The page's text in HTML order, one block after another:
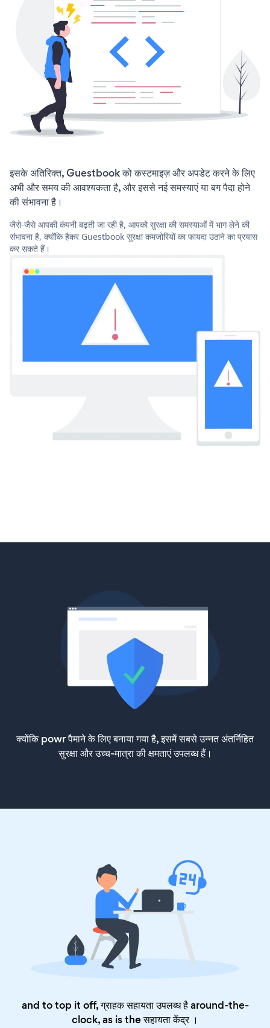
इसके अतिरिक्त, Guestbook को कस्टमाइज़ और अपडेट करने के लिए
अभी और समय की आवश्यकता है, और इससे नई समस्याएं या बग पैदा होने
की संभावना है।
जैसे-जैसे आपकी कंपनी बढ़ती जा रही है, आपको सुरक्षा की समस्याओं में भाग लेने की
संभावना है, क्योंकि हैकर Guestbook सुरक्षा कमजोरियों का फायदा उठाने का प्रयास
कर सकते हैं।
क्योंकि powr पैमाने के लिए बनाया गया है, इसमें सबसे उन्नत अंतर्निहित
सुरक्षा और उच्च-मात्रा की क्षमताएं उपलब्ध हैं।
and to top it off, ग्राहक सहायता उपलब्ध है around-the-
clock, as is theसहायता केंद्र।